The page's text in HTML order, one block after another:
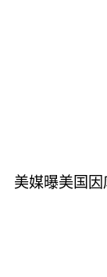
美媒曝美国